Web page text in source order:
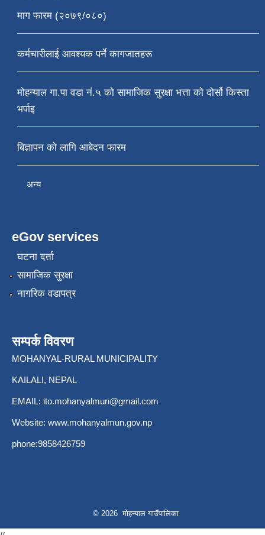
माग फारम (२०७९/०८०)
कर्मचारीलाई आवश्यक पर्ने कागजातहरू
मोहन्याल गा.पा वडा नं.५ को सामाजिक सुरक्षा भत्ता को दोर्सो किस्ता
भर्पाइ
बिज्ञापन को लागि आबेदन फारम
अन्य
eGov services
घटना दर्ता
सामाजिक सुरक्षा
नागरिक वडापत्र
सम्पर्क विवरण
MOHANYAL-RURAL MUNICIPALITY
KAILALI, NEPAL
EMAIL: ito.mohanyalmun@gmail.com
Website: www.mohanyalmun.gov.np
phone:9858426759
© 2026 मोहन्याल गाउँपालिका